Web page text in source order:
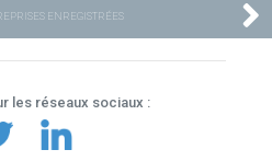
ENREGISTRÉES
les réseaux sociaux :